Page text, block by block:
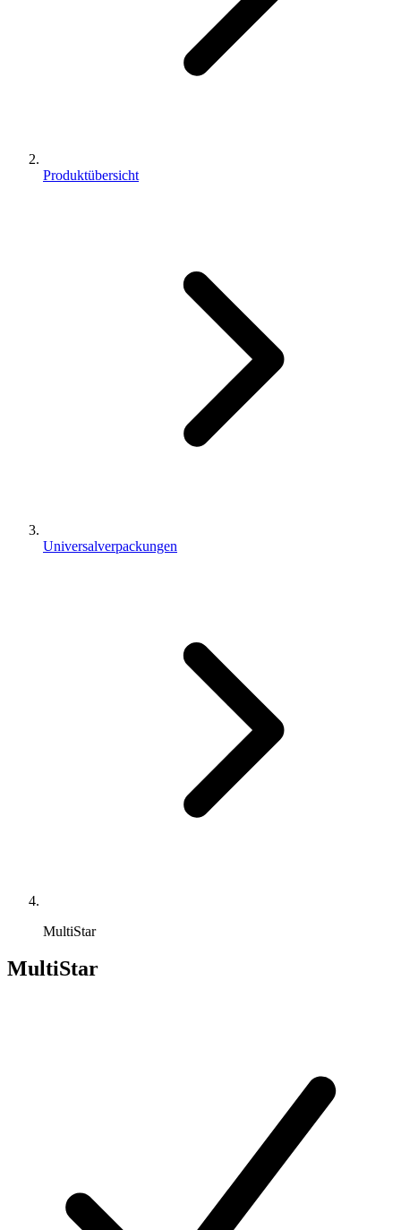
Produktübersicht
Universalverpackungen
MultiStar
MultiStar